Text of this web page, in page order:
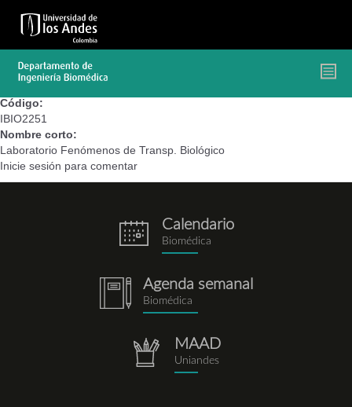
contenido
Código:
IBIO2251
Nombre corto:
Laboratorio Fenómenos de Transp. Biológico
Inicie sesión para comentar
eventos.png
Calendario
Biomédica
notebook.png
Agenda semanal
Biomédica
repositorio.png
MAAD
Uniandes